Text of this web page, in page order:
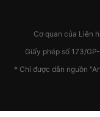
Cơ quan của Liên
Giấy phép số 173/
* Chỉ được dẫn nguồn